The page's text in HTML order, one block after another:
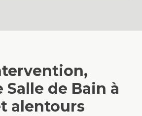
Salle de Bain à
alentours